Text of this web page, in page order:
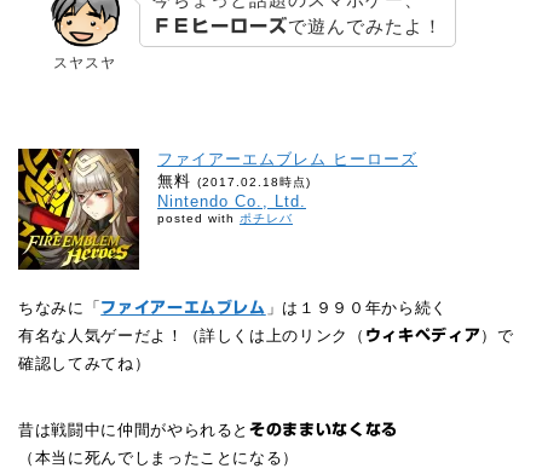
スヤスヤ
ＦＥヒーローズで遊んでみたよ！
ファイアーエムブレム ヒーローズ
無料 (2017.02.18時点)
Nintendo Co., Ltd.
posted with ポチレバ
ちなみに「 ファイアーエムブレム 」は１９９０年から続く
有名な人気ゲーだよ！（詳しくは上のリンク（ ウィキペディア ）で
確認してみてね）
昔は戦闘中に仲間がやられるとそのままいなくなる
（本当に死んでしまったことになる）